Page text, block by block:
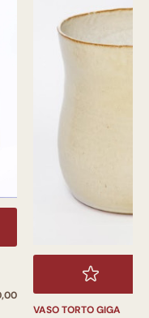
VASO TORTO GIGA